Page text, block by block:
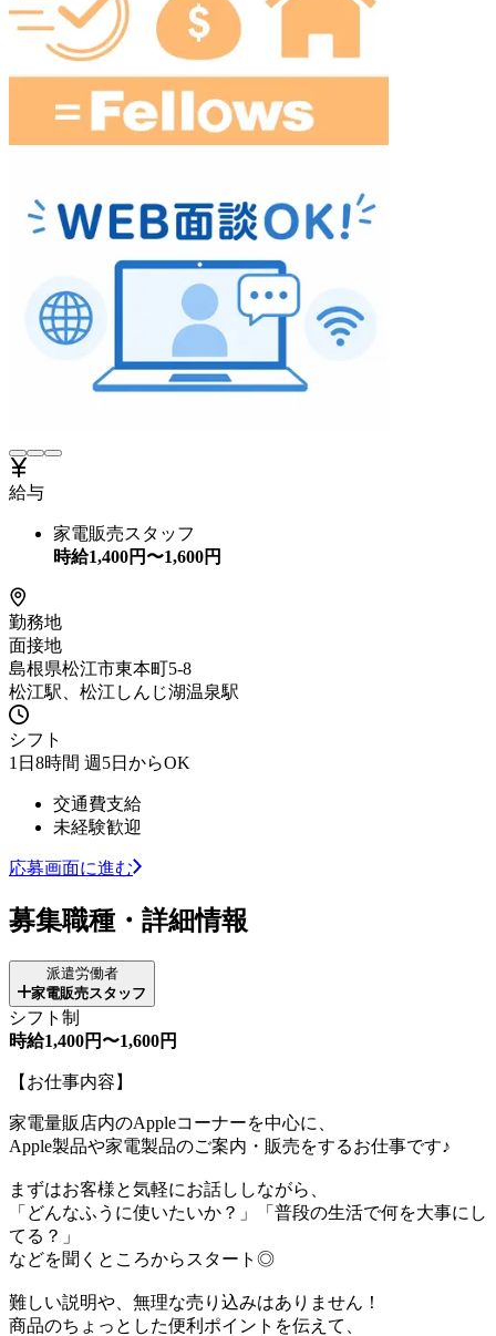
給与
家電販売スタッフ
時給1,400円〜1,600円
勤務地
面接地
島根県松江市東本町5-8
松江駅、松江しんじ湖温泉駅
シフト
1日8時間 週5日からOK
交通費支給
未経験歓迎
応募画面に進む
募集職種・詳細情報
派遣労働者
家電販売スタッフ
シフト制
時給1,400円〜1,600円
【お仕事内容】
家電量販店内のAppleコーナーを中心に、
Apple製品や家電製品のご案内・販売をするお仕事です♪
まずはお客様と気軽にお話ししながら、
「どんなふうに使いたいか？」「普段の生活で何を大事にし
てる？」
などを聞くところからスタート◎
難しい説明や、無理な売り込みはありません！
商品のちょっとした便利ポイントを伝えて、